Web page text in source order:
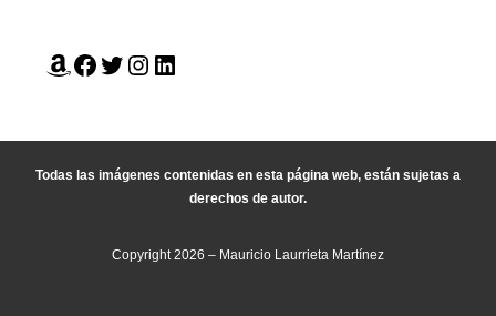
Todas las imágenes contenidas en esta página web, están sujetas a
derechos de autor.
Copyright 2026 – Mauricio Laurrieta Martínez